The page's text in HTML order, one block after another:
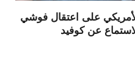
على اعتقال فوشي
عن كوفيد